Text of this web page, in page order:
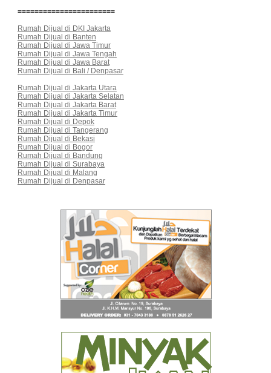
=======================
Rumah Dijual di DKI Jakarta
Rumah Dijual di Banten
Rumah Dijual di Jawa Timur
Rumah Dijual di Jawa Tengah
Rumah Dijual di Jawa Barat
Rumah Dijual di Bali / Denpasar
Rumah Dijual di Jakarta Utara
Rumah Dijual di Jakarta Selatan
Rumah Dijual di Jakarta Barat
Rumah Dijual di Jakarta Timur
Rumah Dijual di Depok
Rumah Dijual di Tangerang
Rumah Dijual di Bekasi
Rumah Dijual di Bogor
Rumah Dijual di Bandung
Rumah Dijual di Surabaya
Rumah Dijual di Malang
Rumah Dijual di Denpasar